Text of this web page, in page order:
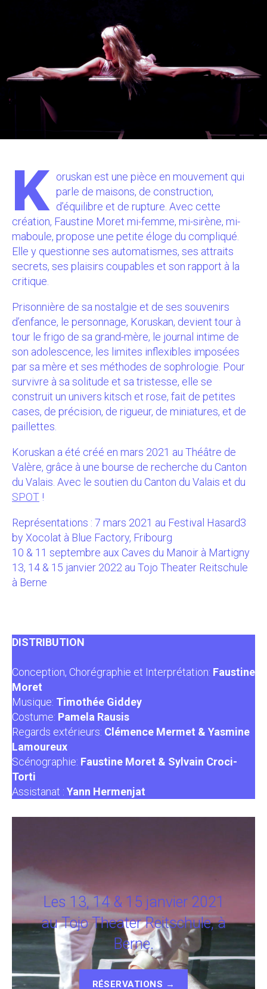
K oruskan est une pièce en mouvement qui
parle de maisons, de construction,
d’équilibre et de rupture. Avec cette
création, Faustine Moret mi-femme, mi-sirène, mi-
maboule, propose une petite éloge du compliqué.
Elle y questionne ses automatismes, ses attraits
secrets, ses plaisirs coupables et son rapport à la
critique.
Prisonnière de sa nostalgie et de ses souvenirs
d’enfance, le personnage, Koruskan, devient tour à
tour le frigo de sa grand-mère, le journal intime de
son adolescence, les limites inflexibles imposées
par sa mère et ses méthodes de sophrologie. Pour
survivre à sa solitude et sa tristesse, elle se
construit un univers kitsch et rose, fait de petites
cases, de précision, de rigueur, de miniatures, et de
paillettes.
Koruskan a été créé en mars 2021 au Théâtre de
Valère, grâce à une bourse de recherche du Canton
du Valais. Avec le soutien du Canton du Valais et du
SPOT !
Représentations : 7 mars 2021 au Festival Hasard3
by Xocolat à Blue Factory, Fribourg
10 & 11 septembre aux Caves du Manoir à Martigny
13, 14 & 15 janvier 2022 au Tojo Theater Reitschule
à Berne
DISTRIBUTION
Conception, Chorégraphie et Interprétation: Faustine
Moret
Musique: Timothée Giddey
Costume: Pamela Rausis
Regards extérieurs: Clémence Mermet & Yasmine
Lamoureux
Scénographie: Faustine Moret & Sylvain Croci-
Torti
Assistanat : Yann Hermenjat
Les 13, 14 & 15 janvier 2021
au Tojo Theater Reitschule, à
Berne.
RÉSERVATIONS →